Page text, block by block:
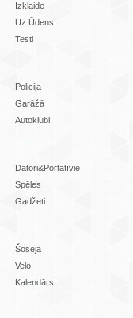
Izklaide
Uz Ūdens
Testi
Policija
Garāžā
Autoklubi
Datori&Portatīvie
Spēles
Gadžeti
Šoseja
Velo
Kalendārs